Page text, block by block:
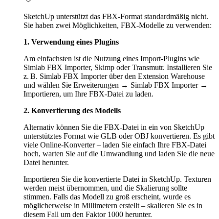
SketchUp unterstützt das FBX-Format standardmäßig nicht.
Sie haben zwei Möglichkeiten, FBX-Modelle zu verwenden:
1. Verwendung eines Plugins
Am einfachsten ist die Nutzung eines Import-Plugins wie
Simlab FBX Importer, Skimp oder Transmutr. Installieren Sie
z. B. Simlab FBX Importer über den Extension Warehouse
und wählen Sie Erweiterungen → Simlab FBX Importer →
Importieren, um Ihre FBX-Datei zu laden.
2. Konvertierung des Modells
Alternativ können Sie die FBX-Datei in ein von SketchUp
unterstütztes Format wie GLB oder OBJ konvertieren. Es gibt
viele Online-Konverter – laden Sie einfach Ihre FBX-Datei
hoch, warten Sie auf die Umwandlung und laden Sie die neue
Datei herunter.
Importieren Sie die konvertierte Datei in SketchUp. Texturen
werden meist übernommen, und die Skalierung sollte
stimmen. Falls das Modell zu groß erscheint, wurde es
möglicherweise in Millimetern erstellt – skalieren Sie es in
diesem Fall um den Faktor 1000 herunter.